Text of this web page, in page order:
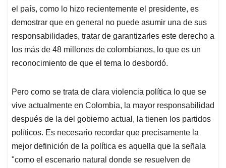
el país, como lo hizo recientemente el presidente, es
demostrar que en general no puede asumir una de sus
responsabilidades, tratar de garantizarles este derecho a
los más de 48 millones de colombianos, lo que es un
reconocimiento de que el tema lo desbordó.
Pero como se trata de clara violencia política lo que se
vive actualmente en Colombia, la mayor responsabilidad
después de la del gobierno actual, la tienen los partidos
políticos. Es necesario recordar que precisamente la
mejor definición de la política es aquella que la señala
"como el escenario natural donde se resuelven de